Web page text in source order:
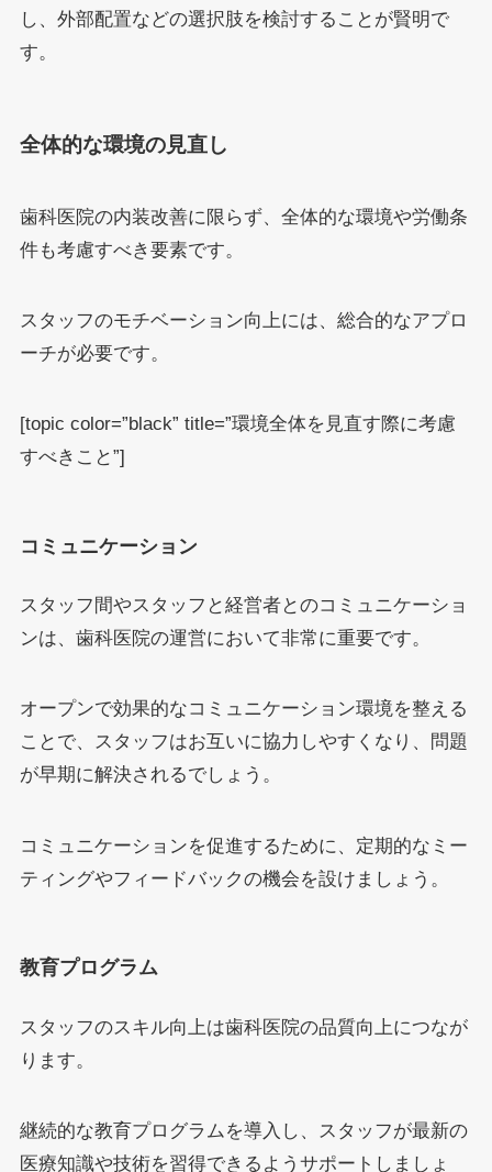
し、外部配置などの選択肢を検討することが賢明で
す。
全体的な環境の見直し
歯科医院の内装改善に限らず、全体的な環境や労働条
件も考慮すべき要素です。
スタッフのモチベーション向上には、総合的なアプロ
ーチが必要です。
[topic color=”black” title=”環境全体を見直す際に考慮
すべきこと”]
コミュニケーション
スタッフ間やスタッフと経営者とのコミュニケーショ
ンは、歯科医院の運営において非常に重要です。
オープンで効果的なコミュニケーション環境を整える
ことで、スタッフはお互いに協力しやすくなり、問題
が早期に解決されるでしょう。
コミュニケーションを促進するために、定期的なミー
ティングやフィードバックの機会を設けましょう。
教育プログラム
スタッフのスキル向上は歯科医院の品質向上につなが
ります。
継続的な教育プログラムを導入し、スタッフが最新の
医療知識や技術を習得できるようサポートしましょ